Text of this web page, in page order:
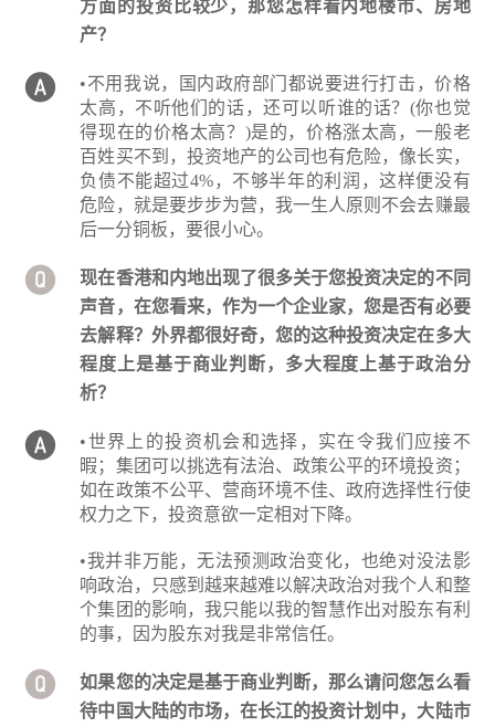
方面的投资比较少，那您怎样看内地楼市、房地
产？
•不用我说，国内政府部门都说要进行打击，价格
太高，不听他们的话，还可以听谁的话？(你也觉
得现在的价格太高？)是的，价格涨太高，一般老
百姓买不到，投资地产的公司也有危险，像长实，
负债不能超过4%，不够半年的利润，这样便没有
危险，就是要步步为营，我一生人原则不会去赚最
后一分铜板，要很小心。
现在香港和内地出现了很多关于您投资决定的不同
声音，在您看来，作为一个企业家，您是否有必要
去解释？外界都很好奇，您的这种投资决定在多大
程度上是基于商业判断，多大程度上基于政治分
析？
•世界上的投资机会和选择，实在令我们应接不
暇；集团可以挑选有法治、政策公平的环境投资；
如在政策不公平、营商环境不佳、政府选择性行使
权力之下，投资意欲一定相对下降。
•我并非万能，无法预测政治变化，也绝对没法影
响政治，只感到越来越难以解决政治对我个人和整
个集团的影响，我只能以我的智慧作出对股东有利
的事，因为股东对我是非常信任。
如果您的决定是基于商业判断，那么请问您怎么看
待中国大陆的市场，在长江的投资计划中，大陆市